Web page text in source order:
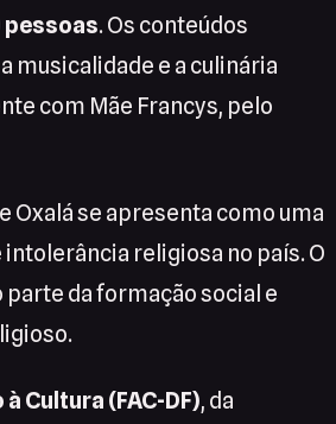
pessoas. Os conteúdos
musicalidade e a culinária
com Mãe Francys, pelo
Oxalá se apresenta como uma
religiosa no país. O
da formação social e
Cultura (FAC-DF), da